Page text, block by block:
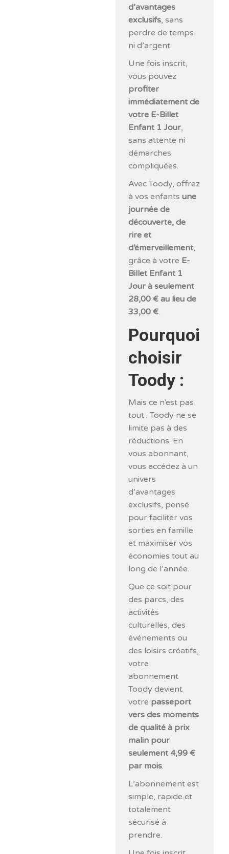
d’avantages
exclusifs, sans
perdre de temps
ni d’argent.
Une fois inscrit,
vous pouvez
profiter
immédiatement de
votre E-Billet
Enfant 1 Jour,
sans attente ni
démarches
compliquées.
Avec Toody, offrez
à vos enfantsune
journée de
découverte, de
rire et
d’émerveillement,
grâce à votre E-
Billet Enfant 1
Jour à seulement
28,00 € au lieu de
33,00 €.
Pourquoi
choisir
Toody :
Mais ce n’est pas
tout : Toody ne se
limite pas à des
réductions. En
vous abonnant,
vous accédez à un
univers
d’avantages
exclusifs, pensé
pour faciliter vos
sorties en famille
et maximiser vos
économies tout au
long de l’année.
Que ce soit pour
des parcs, des
activités
culturelles, des
événements ou
des loisirs créatifs,
votre
abonnement
Toody devient
votre passeport
vers des moments
de qualité à prix
malin pour
seulement 4,99 €
par mois.
L’abonnement est
simple, rapide et
totalement
sécurisé à
prendre.